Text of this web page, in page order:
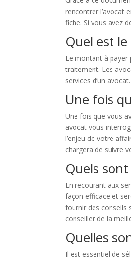
rencontrer l’avocat
fiche. Si vous avez
Quel est
Le montant à payer
traitement. Les
services d’un
Une fois
Une fois que vous
avocat vous
l’enjeu de votre
chargera de suivre
Quels
En recourant aux
façon efficace et
fournir des conseils
conseiller de la
Quelles
Il est essentiel de